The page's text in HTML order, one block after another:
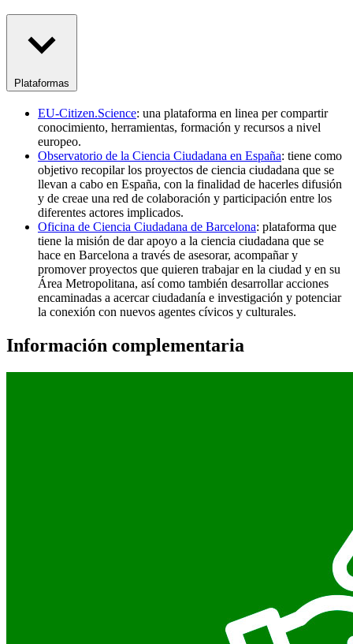
Plataformas
EU-Citizen.Science: una plataforma en linea per compartir
conocimiento, herramientas, formación y recursos a nivel
europeo.
Observatorio de la Ciencia Ciudadana en España: tiene como
objetivo recopilar los proyectos de ciencia ciudadana que se
llevan a cabo en España, con la finalidad de hacerles difusión
y de creae una red de colaboración y participación entre los
diferentes actores implicados.
Oficina de Ciencia Ciudadana de Barcelona: plataforma que
tiene la misión de dar apoyo a la ciencia ciudadana que se
hace en Barcelona a través de asesorar, acompañar y
promover proyectos que quieren trabajar en la ciudad y en su
Área Metropolitana, así como también desarrollar acciones
encaminadas a acercar ciudadanía e investigación y potenciar
la conexión con nuevos agentes cívicos y culturales.
Información complementaria